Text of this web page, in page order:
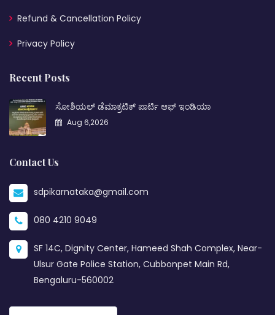
Refund & Cancellation Policy
Privacy Policy
Recent Posts
ಸೋಶಿಯಲ್ ಡೆಮಾಕ್ರಟಿಕ್ ಪಾರ್ಟಿ ಆಫ್ ಇಂಡಿಯಾ
Aug 6,2026
Contact Us
sdpikarnataka@gmail.com
080 4210 9049
SF 14C, Dignity Center, Hameed Shah Complex, Near-
Ulsur Gate Police Station, Cubbonpet Main Rd,
Bengaluru-560002